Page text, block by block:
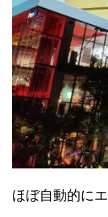
ほぼ自動的に